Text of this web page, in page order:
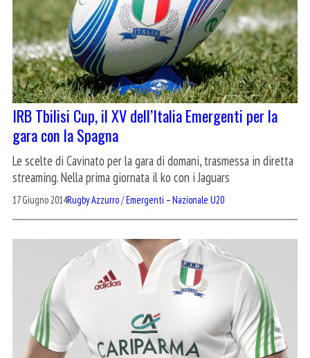
IRB Tbilisi Cup, il XV dell’Italia Emergenti per la
gara con la Spagna
Le scelte di Cavinato per la gara di domani, trasmessa in diretta
streaming. Nella prima giornata il ko con i Jaguars
17 Giugno 2014Rugby Azzurro/Emergenti – Nazionale U20